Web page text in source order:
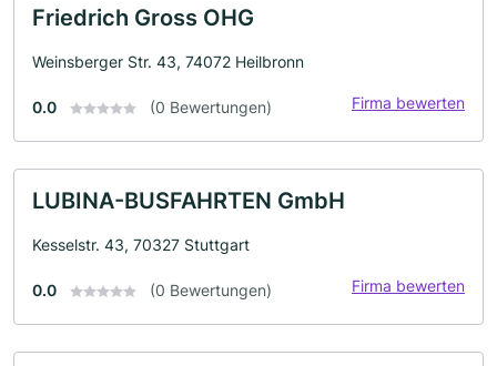
Friedrich Gross OHG
Weinsberger Str. 43, 74072 Heilbronn
0.0 (0 Bewertungen) Firma bewerten
LUBINA-BUSFAHRTEN GmbH
Kesselstr. 43, 70327 Stuttgart
0.0 (0 Bewertungen) Firma bewerten